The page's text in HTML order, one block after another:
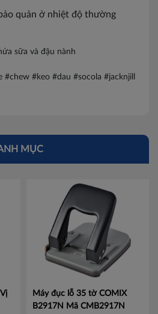
quản ở nhiệt độ thường
sữa và đậu nành
#keo #dau #socola #jacknjill
MỤC
Máy đục lỗ 35 tờ COMIX
B2917N
Mã CMB2917N